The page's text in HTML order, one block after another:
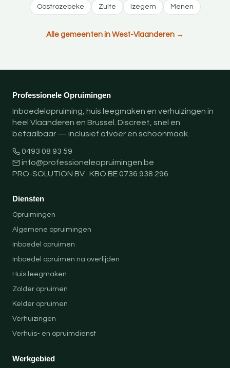
Oostrozebeke Zulte Izegem Menen
Alle gemeenten in West-Vlaanderen →
Professionele Opruimingen
Inboedelopruiming, huis leegmaken en verhuizingen in
heel Vlaanderen en Brussel. Discreet, snel en
betaalbaar — inclusief afvoer en schoonmaak.
0493 08 93 59
info@professioneleopruimingen.be
PRO-SOLUTION BV · KBO BE 0736.938.296
Diensten
Opruimingen
Algemene opruimingen
Inboedel opruimen
Inboedel opruimen na overlijden
Huis leegmaken
Zolder opruimen
Kelder opruimen
Verhuizingen
Verhuis- en opruimdienst
Werkgebied